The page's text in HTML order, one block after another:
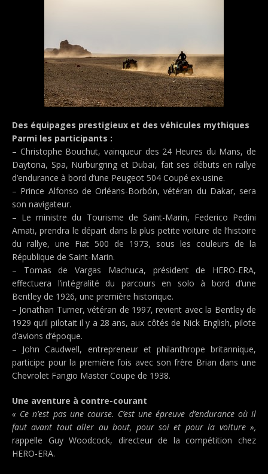
Des équipages prestigieux et des véhicules mythiques
Parmi les participants :
– Christophe Bouchut, vainqueur des 24 Heures du Mans, de
Daytona, Spa, Nürburgring et Dubaï, fait ses débuts en rallye
d’endurance à bord d’une Peugeot 504 Coupé ex-usine.
– Prince Alfonso de Orléans-Borbón, vétéran du Dakar, sera
son navigateur.
– Le ministre du Tourisme de Saint-Marin, Federico Pedini
Amati, prendra le départ dans la plus petite voiture de l’histoire
du rallye, une Fiat 500 de 1973, sous les couleurs de la
République de Saint-Marin.
– Tomas de Vargas Machuca, président de HERO-ERA,
effectuera l’intégralité du parcours en solo à bord d’une
Bentley de 1926, une première historique.
– Jonathan Turner, vétéran de 1997, revient avec la Bentley de
1929 qu’il pilotait il y a 28 ans, aux côtés de Nick English, pilote
d’avions d’époque.
– John Caudwell, entrepreneur et philanthrope britannique,
participe pour la première fois avec son frère Brian dans une
Chevrolet Fangio Master Coupe de 1938.
Une aventure à contre-courant
« Ce n’est pas une course. C’est une épreuve d’endurance où il
faut avant tout aller au bout, pour soi et pour la voiture »,
rappelle Guy Woodcock, directeur de la compétition chez
HERO-ERA.